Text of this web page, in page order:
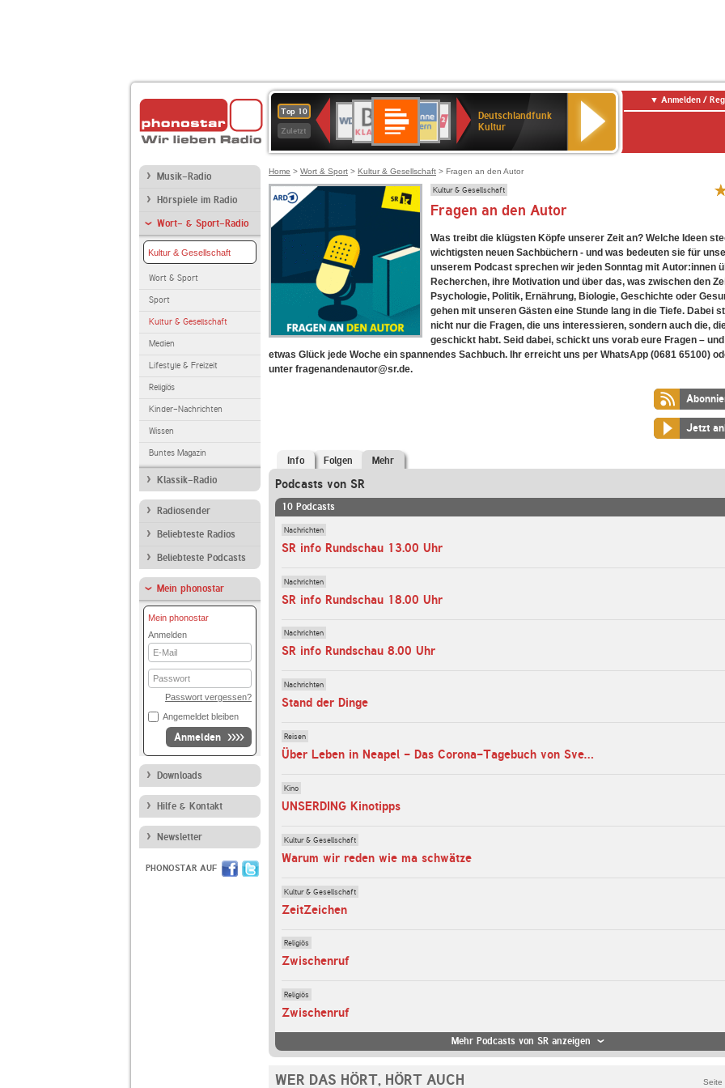
Top 10
Zuletzt
Deutschlandfunk
80er
90er
OLDIE
ANTENNE
SWR3
4
BR-
KLASSIK
Deutschlandfunk
Kultur
ANTENNE
BAYERN
SWR
Kultur
NDR
2
Deutschlandfunk
Kultur
Anmelden /
Musik-Radio
Hörspiele im Radio
Wort- & Sport-Radio
Kultur & Gesellschaft
Wort & Sport
Sport
Kultur & Gesellschaft
Medien
Lifestyle & Freizeit
Religiös
Kinder-Nachrichten
Wissen
Buntes Magazin
Klassik-Radio
Radiosender
Beliebteste Radios
Beliebteste Podcasts
Mein phonostar
Mein phonostar
Anmelden
E-
Mail
Passwort
Passwort vergessen?
Angemeldet bleiben
Anmelden
Downloads
Hilfe & Kontakt
Newsletter
PHONOSTAR AUF
Home > Wort & Sport > Kultur & Gesellschaft > Fragen an den Autor
Kultur & Gesellschaft
Fragen an den Autor
Was treibt die klügsten Köpfe unserer Zeit an? Welche Ideen
wichtigsten neuen Sachbüchern - und was bedeuten sie für
unserem Podcast sprechen wir jeden Sonntag mit Autor:innen
Recherchen, ihre Motivation und über das, was zwischen den
Psychologie, Politik, Ernährung, Biologie, Geschichte oder
gehen mit unseren Gästen eine Stunde lang in die Tiefe. Dabei
nicht nur die Fragen, die uns interessieren, sondern auch die,
geschickt habt. Seid dabei, schickt uns vorab eure Fragen –
etwas Glück jede Woche ein spannendes Sachbuch. Ihr erreicht uns per WhatsApp (0681 65100)
unter fragenandenautor@sr.de.
Jetzt
Info Folgen Mehr
Podcasts von SR
10 Podcasts
Nachrichten
SR info Rundschau 13.00 Uhr
Nachrichten
SR info Rundschau 18.00 Uhr
Nachrichten
SR info Rundschau 8.00 Uhr
Nachrichten
Stand der Dinge
Reisen
Über Leben in Neapel - Das Corona-Tagebuch von Sven Rech
Kino
UNSERDING Kinotipps
Kultur & Gesellschaft
Warum wir reden wie ma schwätze
Kultur & Gesellschaft
ZeitZeichen
Religiös
Zwischenruf
Religiös
Zwischenruf
Mehr Podcasts von SR anzeigen
WER DAS HÖRT, HÖRT AUCH Seite